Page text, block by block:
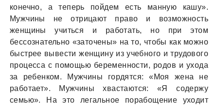
конечно, а теперь пойдем есть манную кашу».
Мужчины не отрицают право и возможность
женщины учиться и работать, но при этом
бессознательно «заточены» на то, чтобы как можно
быстрее вывести женщину из учебного и трудового
процесса с помощью беременности, родов и ухода
за ребенком. Мужчины гордятся: «Моя жена не
работает». Мужчины хвастаются: «Я содержу
семью». На это легальное порабощение уходит